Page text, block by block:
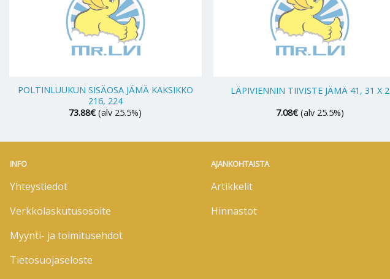
POLTINLUUKUN SISÄOSA JÄMÄ KAKSIKKO
216, 224
73.88€ (alv 25.5%)
LÄPIVIENNIN TIIVISTE JÄMÄ 41, 31 X 2
7.08€ (alv 25.5%)
INFO
Yhteystiedot
Verkkolaskutusosoite
Myynti- ja toimitusehdot
Tietosuojaseloste
AJANKOHTAISTA
Artikkelit
Hinnastot